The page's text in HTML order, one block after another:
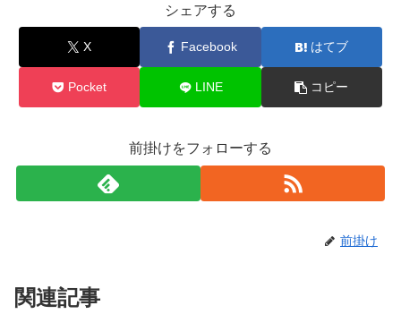
シェアする
X Facebook はてブ
Pocket LINE コピー
前掛けをフォローする
前掛け
関連記事